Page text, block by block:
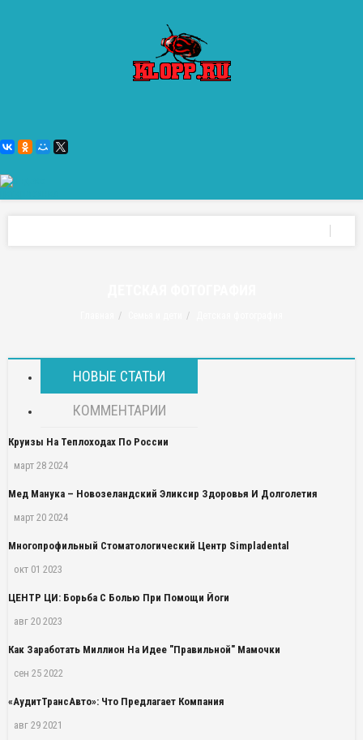
НОВЫЕ СТАТЬИ
КОММЕНТАРИИ
Круизы На Теплоходах По России
март 28 2024
Мед Манука – Новозеландский Эликсир Здоровья И Долголетия
март 20 2024
Многопрофильный Стоматологический Центр Simpladental
окт 01 2023
ЦЕНТР ЦИ: Борьба С Болью При Помощи Йоги
авг 20 2023
Как Заработать Миллион На Идее "правильной" Мамочки
сен 25 2022
«АудитТрансАвто»: Что Предлагает Компания
авг 29 2021